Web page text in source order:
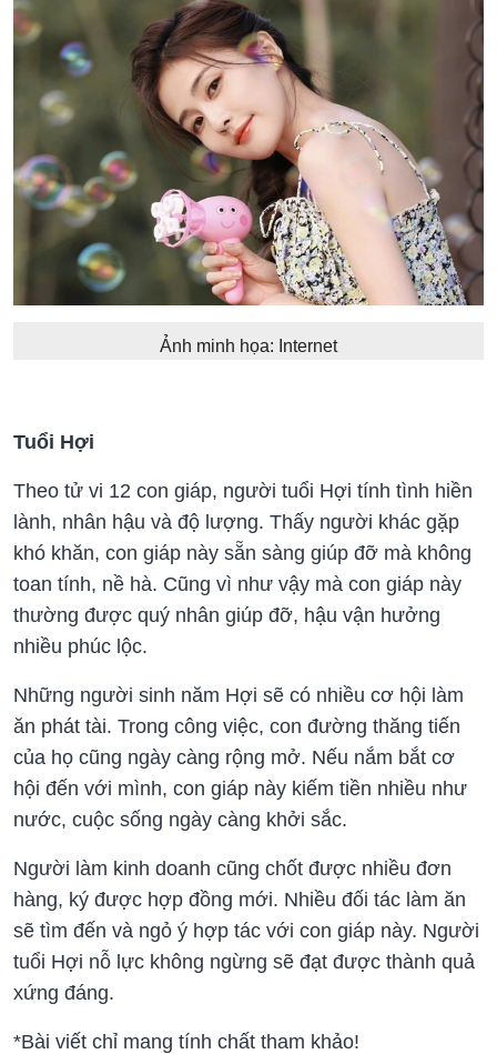
Ảnh minh họa: Internet
Tuổi Hợi
Theo tử vi 12 con giáp, người tuổi Hợi tính tình hiền
lành, nhân hậu và độ lượng. Thấy người khác gặp
khó khăn, con giáp này sẵn sàng giúp đỡ mà không
toan tính, nề hà. Cũng vì như vậy mà con giáp này
thường được quý nhân giúp đỡ, hậu vận hưởng
nhiều phúc lộc.
Những người sinh năm Hợi sẽ có nhiều cơ hội làm
ăn phát tài. Trong công việc, con đường thăng tiến
của họ cũng ngày càng rộng mở. Nếu nắm bắt cơ
hội đến với mình, con giáp này kiếm tiền nhiều như
nước, cuộc sống ngày càng khởi sắc.
Người làm kinh doanh cũng chốt được nhiều đơn
hàng, ký được hợp đồng mới. Nhiều đối tác làm ăn
sẽ tìm đến và ngỏ ý hợp tác với con giáp này. Người
tuổi Hợi nỗ lực không ngừng sẽ đạt được thành quả
xứng đáng.
*Bài viết chỉ mang tính chất tham khảo!